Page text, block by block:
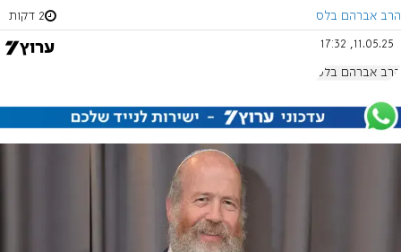
הרב אברהם בלס 2 דקות
11.05.25, 17:32
הרב אברהם בלס